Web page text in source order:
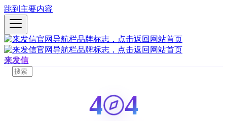
跳到主要内容
来发信
4 4